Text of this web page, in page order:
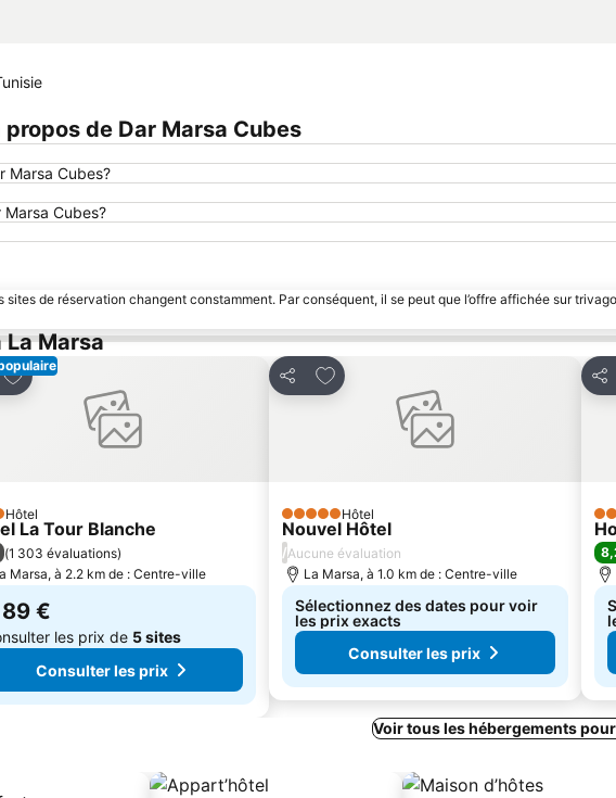
de Dar Marsa Cubes
Marsa Cubes?
Cubes?
de réservation changent constamment. Par conséquent, il se peut que l’offre affichée sur
La Marsa
Ajouter à mes favoris
Hôtel
La Tour Blanche
(1 303 évaluations)
Marsa, à 2.2 km de : Centre-ville
89 €
les prix de 5 sites
Consulter les prix
Partager
Ajouter à mes favoris
5 ÉtoilesHôtel
Nouvel Hôtel
/Aucune évaluation
La Marsa, à 1.0 km de : Centre-ville
Sélectionnez des dates pour voir
les prix exacts
Consulter les prix
5
Voir tous les hébergements